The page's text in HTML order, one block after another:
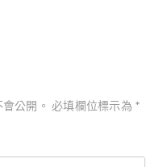
公開。 必填欄位標示為 *